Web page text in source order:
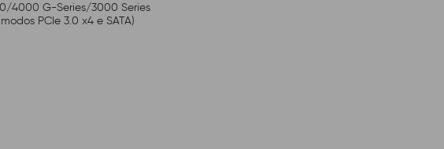
4000 G-Series/3000 Series
PCIe 3.0 x4 e SATA)